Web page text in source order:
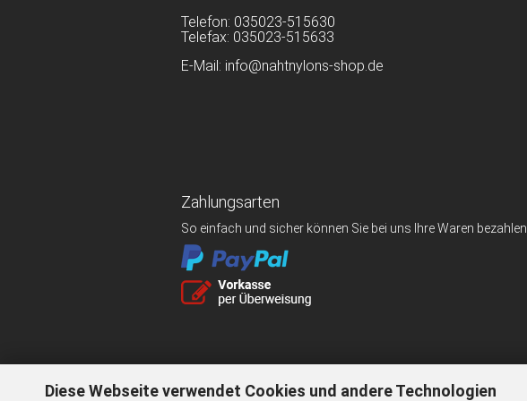
Diese Webseite verwendet Cookies und andere Technologien
Telefon: 035023-515630
Telefax: 035023-515633
E-Mail: info@nahtnylons-shop.de
Zahlungsarten
So einfach und sicher können Sie bei uns Ihre Waren bezahlen.